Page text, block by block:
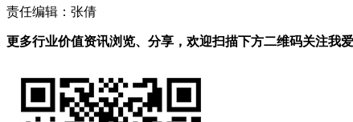
责任编辑：张倩
更多行业价值资讯浏览、分享，欢迎扫描下方二维码关注我